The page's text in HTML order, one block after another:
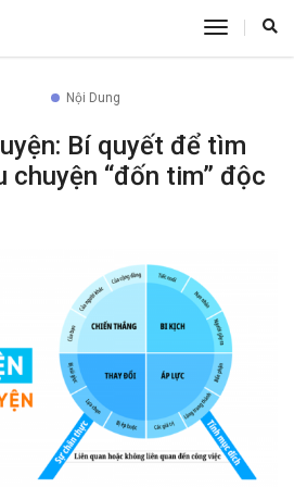
toggle
Nội Dung
Bí quyết để tìm
chuyện “đốn tim” độc